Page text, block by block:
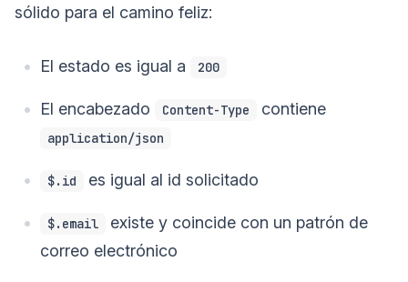
sólido para el camino feliz:
El estado es igual a 200
El encabezado Content-Type contiene
application/json
$.id es igual al id solicitado
$.email
existe y coincide con un patrón de
correo electrónico